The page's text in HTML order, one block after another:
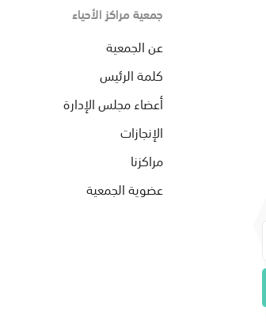
جمعية مراكز الأحياء
عن الجمعية
كلمة الرئيس
أعضاء مجلس الإدارة
الإنجازات
مراكزنا
عضوية الجمعية